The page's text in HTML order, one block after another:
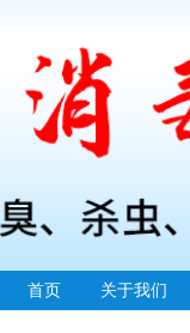
首页 关于我们